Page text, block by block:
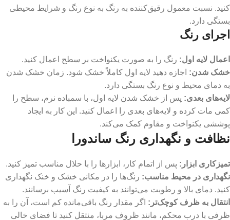
کنید. نسبت معمول رقیق‌کننده به رنگ به نوع رنگ و شرایط محیطی
بستگی دارد.
اجرای رنگ
اعمال لایه اول: رنگ را به صورت یکنواخت بر سطح اعمال کنید.
خشک شدن: اجازه دهید لایه اول کاملاً خشک شود. زمان خشک شدن
به دمای محیط و نوع رنگ بستگی دارد.
لایه‌های بعدی: پس از خشک شدن لایه اول، با سمباده نرم، سطح را
کمی مات کرده و لایه‌های بعدی را اعمال کنید. این کار به ایجاد
پوششی یکنواخت و مقاوم کمک می‌کند.
نظافت و نگهداری رنگ ساندورا
تمیزکاری ابزار : پس از اتمام کار، ابزارها را با حلال مناسب تمیز کنید.
نگهداری در محیط مناسب: رنگ‌ها را در مکانی خشک و خنک نگهداری
کنید. دمای بالا و رطوبت می‌توانند به کیفیت رنگ آسیب برسانند.
انتقال به ظرف کوچک‌تر : اگر مقدار رنگ باقی‌مانده کم است، آن را به
ظرفی با درب محکم، مانند ظروف مربا، منتقل کنید تا فضای خالی